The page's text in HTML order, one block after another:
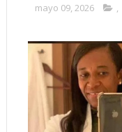
mayo 09, 2026 ,